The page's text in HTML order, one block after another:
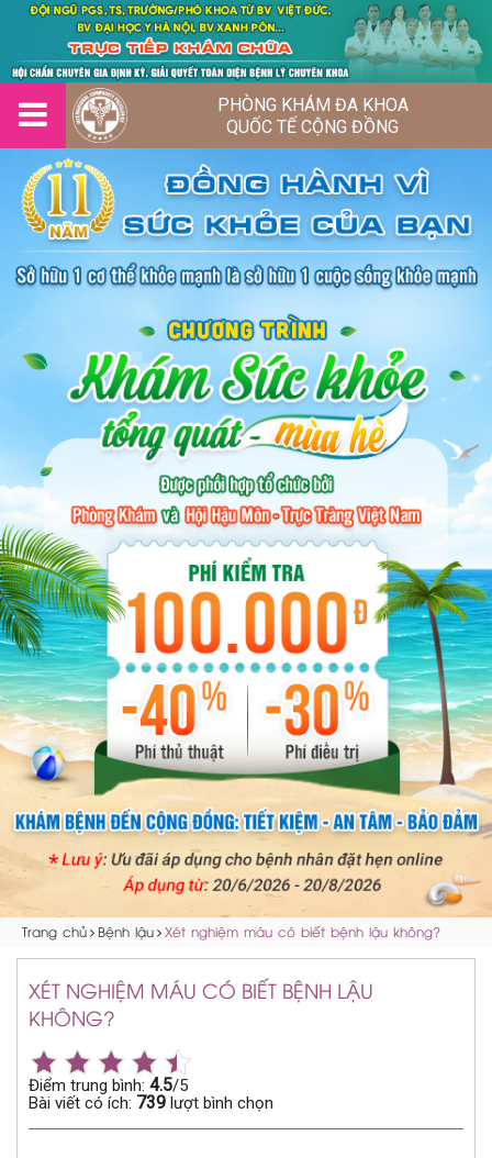
PHÒNG KHÁM ĐA KHOA
QUỐC TẾ CỘNG ĐỒNG
Trang chủ Bệnh lậu Xét nghiệm máu có biết bệnh lậu không?
XÉT NGHIỆM MÁU CÓ BIẾT BỆNH LẬU
KHÔNG?
Điểm trung bình: 4.5/5
Bài viết có ích: 739 lượt bình chọn